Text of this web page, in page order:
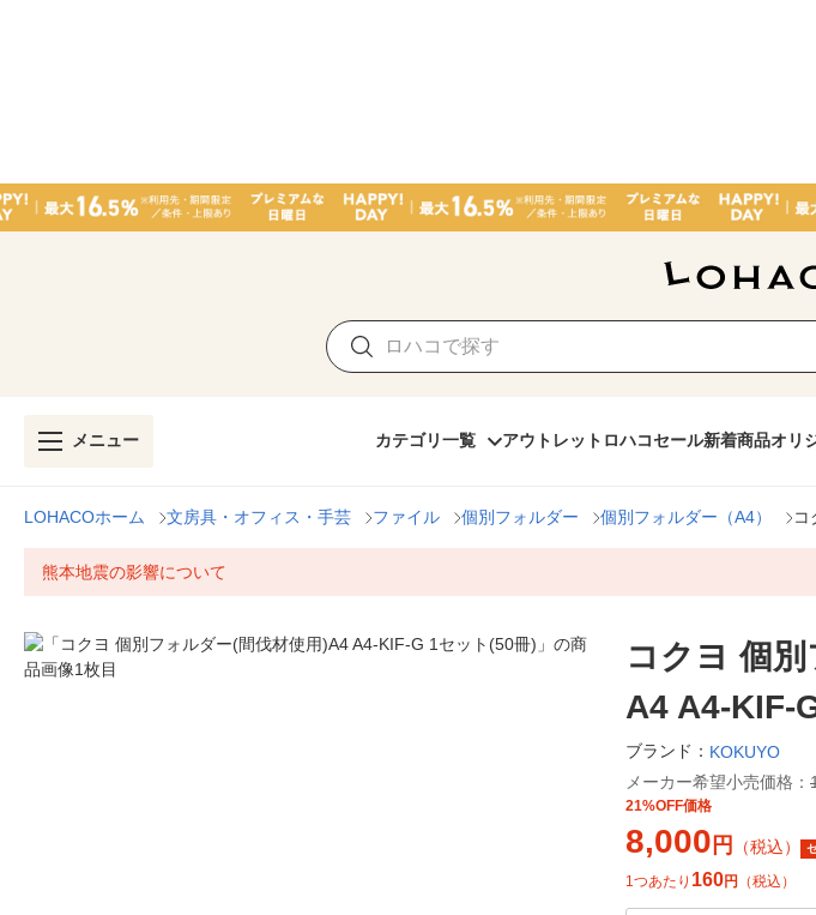
メニュー カテゴリ一覧 アウトレット ロハコセール新着商品オリ
LOHACOホーム 文房具・オフィス・手芸 ファイル 個別フォルダー 個別フォルダー（A4） コ
熊本地震の影響について
コクヨ 個
A4 A4-KIF-
ブランド： KOKUYO
メーカー希望小売価格：
21%OFF価格
8,000 円 （税込）
1つあたり 160円 （税込）